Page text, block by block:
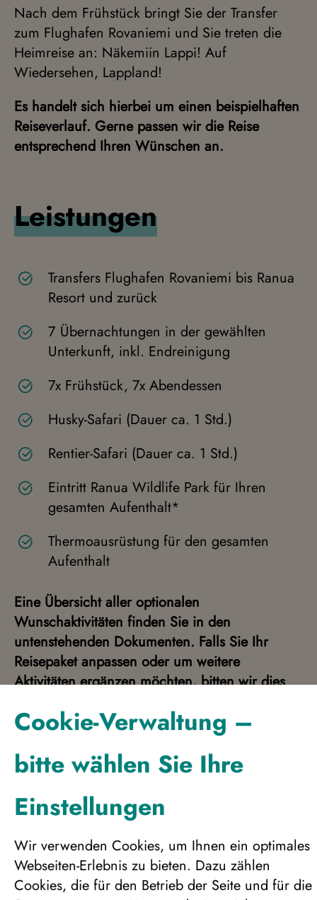
Nach dem Frühstück bringt Sie der Transfer
zum Flughafen Rovaniemi und Sie treten die
Heimreise an: Näkemiin Lappi! Auf
Wiedersehen, Lappland!
Es handelt sich hierbei um einen beispielhaften
Reiseverlauf. Gerne passen wir die Reise
entsprechend Ihren Wünschen an.
Leistungen
Transfers Flughafen Rovaniemi bis Ranua
Resort und zurück
7 Übernachtungen in der gewählten
Unterkunft, inkl. Endreinigung
7x Frühstück, 7x Abendessen
Husky-Safari (Dauer ca. 1 Std.)
Rentier-Safari (Dauer ca. 1 Std.)
Eintritt Ranua Wildlife Park für Ihren
gesamten Aufenthalt*
Thermoausrüstung für den gesamten
Aufenthalt
Eine Übersicht aller optionalen
Wunschaktivitäten finden Sie in den
untenstehenden Dokumenten. Falls Sie Ihr
Reisepaket anpassen oder um weitere
Aktivitäten ergänzen möchten, bitten wir dies
mitanzugeben.
Gerne erstellen wir Ihnen auch ein Angebot mit
Flügen/ab bis zu Ihrem Wunsch-Flughafen.
Andere Zeiträume auf Anfrage.
Wunsch-Ausflüge
Bitte beachten Sie, dass vor Ort kein deutscher
Cookie-Verwaltung –
bitte wählen Sie Ihre
Einstellungen
Wir verwenden Cookies, um Ihnen ein optimales
Webseiten-Erlebnis zu bieten. Dazu zählen
Cookies, die für den Betrieb der Seite und für die